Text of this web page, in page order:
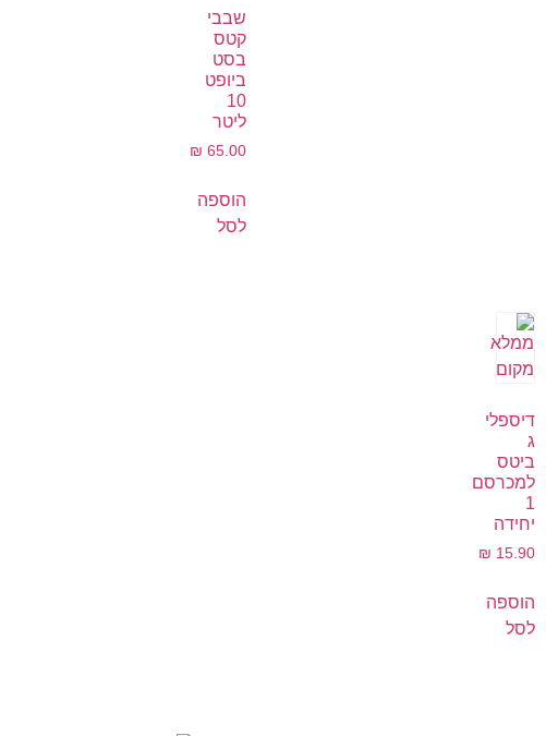
שבבי
קטס
בסט
ביופט
10
ליטר
₪ 65.00
הוספה
לסל
דיספלי
ג
ביטס
למכרסם
1
יחידה
₪ 15.90
הוספה
לסל